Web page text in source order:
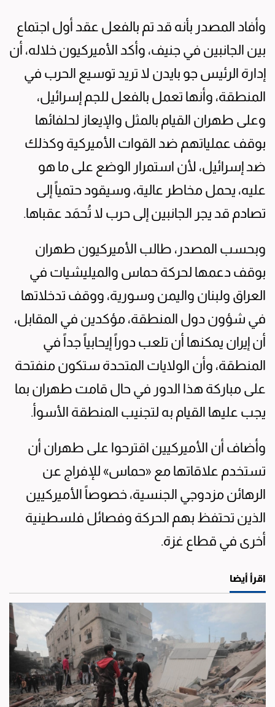
وأفاد المصدر بأنه قد تم بالفعل عقد أول اجتماع
بين الجانبين في جنيف، وأكد الأميركيون خلاله، أن
إدارة الرئيس جو بايدن لا تريد توسيع الحرب في
المنطقة، وأنها تعمل بالفعل للجم إسرائيل،
وعلى طهران القيام بالمثل والإيعاز لحلفائها
بوقف عملياتهم ضد القوات الأميركية وكذلك
ضد إسرائيل، لأن استمرار الوضع على ما هو
عليه، يحمل مخاطر عالية، وسيقود حتمياً إلى
تصادم قد يجر الجانبين إلى حرب لا تُحمَد عقباها.
وبحسب المصدر، طالب الأميركيون طهران
بوقف دعمها لحركة حماس والميليشيات في
العراق ولبنان واليمن وسورية، ووقف تدخلاتها
في شؤون دول المنطقة، مؤكدين في المقابل،
أن إيران يمكنها أن تلعب دوراً إيحابياً جداً في
المنطقة، وأن الولايات المتحدة ستكون منفتحة
على مباركة هذا الدور في حال قامت طهران بما
يجب عليها القيام به لتجنيب المنطقة الأسوأ.
وأضاف أن الأميركيين اقترحوا على طهران أن
تستخدم علاقاتها مع «حماس» للإفراج عن
الرهائن مزدوجي الجنسية، خصوصاً الأميركيين
الذين تحتفظ بهم الحركة وفصائل فلسطينية
أخرى في قطاع غزة.
اقرأ أيضا